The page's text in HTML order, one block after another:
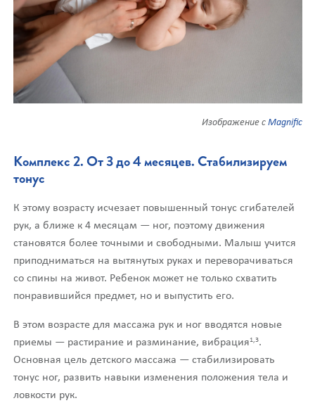
Изображение с Magnific
Комплекс 2. От 3 до 4 месяцев. Стабилизируем
тонус
К этому возрасту исчезает повышенный тонус сгибателей
рук, а ближе к 4 месяцам — ног, поэтому движения
становятся более точными и свободными. Малыш учится
приподниматься на вытянутых руках и переворачиваться
со спины на живот. Ребенок может не только схватить
понравившийся предмет, но и выпустить его.
В этом возрасте для массажа рук и ног вводятся новые
приемы — растирание и разминание, вибрация1,3.
Основная цель детского массажа — стабилизировать
тонус ног, развить навыки изменения положения тела и
ловкости рук.